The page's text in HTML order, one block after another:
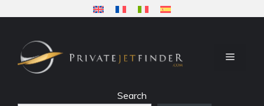
contenuto
MENU
Search